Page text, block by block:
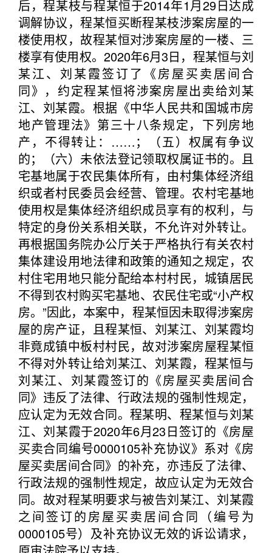
后，程某枝与程某恒于2014年1月29日达成
调解协议，程某恒买断程某枝涉案房屋的一
楼使用权，故程某恒对涉案房屋的一楼、三
楼享有使用权。2020年6月3日，程某恒与刘
某江、刘某霞签订了《房屋买卖居间合
同》，约定程某恒将涉案房屋出卖给刘某
江、刘某霞。根据《中华人民共和国城市房
地产管理法》第三十八条规定，下列房地
产，不得转让：……；（五）权属有争议
的；（六）未依法登记领取权属证书的。且
宅基地属于农民集体所有，由村集体经济组
织或者村民委员会经营、管理。农村宅基地
使用权是集体经济组织成员享有的权利，与
特定的身份关系相关联，不允许对外转让。
再根据国务院办公厅关于严格执行有关农村
集体建设用地法律和政策的通知之规定，农
村住宅用地只能分配给本村村民，城镇居民
不得到农村购买宅基地、农民住宅或“小产权
房。”因此，本案中，程某恒因未取得涉案房
屋的房产证，且程某恒、刘某江、刘某霞均
非竟成镇中板村村民，故对涉案房屋程某恒
不得对外转让给刘某江、刘某霞，程某恒与
刘某江、刘某霞签订的《房屋买卖居间合
同》违反了法律、行政法规的强制性规定，
应认定为无效合同。程某明、程某恒与刘某
江、刘某霞于2020年6月23日签订的《房屋
买卖合同编号0000105补充协议》系对《房
屋买卖居间合同》的补充，亦违反了法律、
行政法规的强制性规定，故应认定为无效合
同。故对程某明要求与被告刘某江、刘某霞
之间签订的房屋买卖居间合同（编号为
0000105号）及补充协议无效的诉讼请求，